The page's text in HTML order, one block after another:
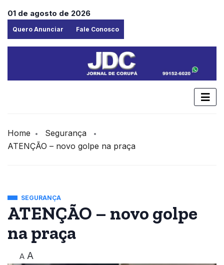
01 de agosto de 2026
Quero Anunciar Fale Conosco
Home
Segurança
ATENÇÃO – novo golpe na praça
SEGURANÇA
ATENÇÃO – novo golpe
na praça
A A